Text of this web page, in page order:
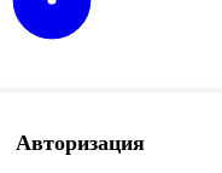
Авторизация